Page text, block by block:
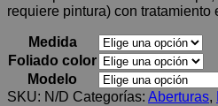
requiere pintura) con tratamiento
Medida
Foliado color
Modelo
SKU: N/D Categorías: Aberturas,